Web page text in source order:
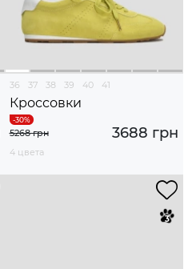
36 37 38 39 40 41
Кроссовки
3688 грн
5268 грн
4 цвета